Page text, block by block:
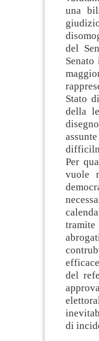
una
del
Stato
della
Per
vuole
del
di